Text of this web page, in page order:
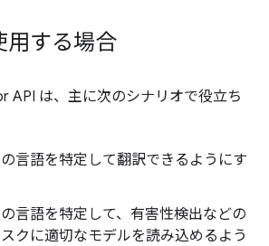
用する場合
API は、主に次のシナリオで役立ち
言語を特定して翻訳できるようにす
言語を特定して、有害性検出などの
クに適切なモデルを読み込めるよう